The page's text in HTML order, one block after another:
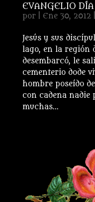
EVANGELIO
por Ene 30, 2012|
Jesús y sus
lago, en la región
desembarcó, le
cementerio dode
hombre poseído
con cadena nadie
muchas...